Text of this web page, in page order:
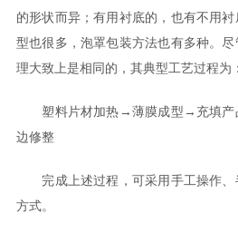
的形状而异；有用衬底的，也有不用
型也很多，泡罩包装方法也有多种。
理大致上是相同的，其典型工艺过程为：
塑料片材加热→薄膜成型→充填产
边修整
完成上述过程，可采用手工操作、
方式。